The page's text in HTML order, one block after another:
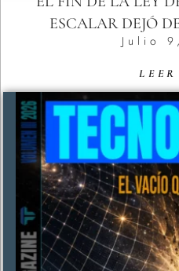
ESCALAR DEJÓ
Julio
LEER